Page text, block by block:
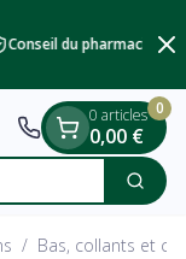
Conseil du pharmacien
0 articles
0,00 €
0
/ Bas, collants et